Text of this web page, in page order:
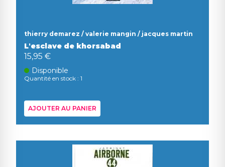
thierry demarez / valerie mangin / jacques martin
L'esclave de khorsabad
15,95 €
Disponible
Quantité en stock : 1
AJOUTER AU PANIER